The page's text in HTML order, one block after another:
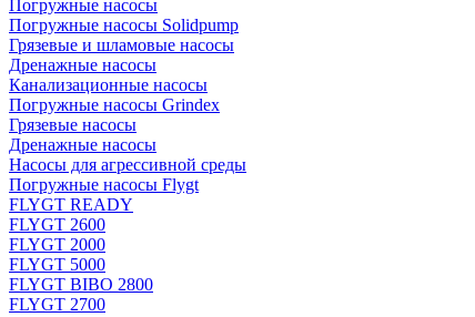
Погружные насосы
Погружные насосы Solidpump
Грязевые и шламовые насосы
Дренажные насосы
Канализационные насосы
Погружные насосы Grindex
Грязевые насосы
Дренажные насосы
Насосы для агрессивной среды
Погружные насосы Flygt
FLYGT READY
FLYGT 2600
FLYGT 2000
FLYGT 5000
FLYGT BIBO 2800
FLYGT 2700